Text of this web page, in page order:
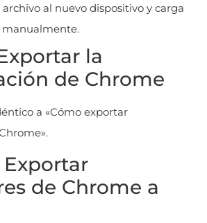
archivo al nuevo dispositivo y carga
manualmente.
la
de Chrome
a «Cómo exportar
Exportar
de Chrome a